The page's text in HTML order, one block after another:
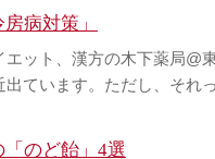
病対策」
エット、漢方の木下薬局@
ています。ただし、それ
のど飴」4選